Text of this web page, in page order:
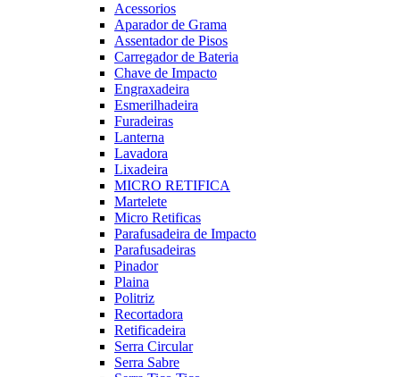
Acessorios
Aparador de Grama
Assentador de Pisos
Carregador de Bateria
Chave de Impacto
Engraxadeira
Esmerilhadeira
Furadeiras
Lanterna
Lavadora
Lixadeira
MICRO RETIFICA
Martelete
Micro Retificas
Parafusadeira de Impacto
Parafusadeiras
Pinador
Plaina
Politriz
Recortadora
Retificadeira
Serra Circular
Serra Sabre